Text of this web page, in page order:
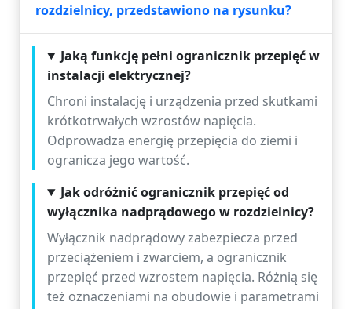
rozdzielnicy, przedstawiono na rysunku?
Jaką funkcję pełni ogranicznik przepięć w
instalacji elektrycznej?
Chroni instalację i urządzenia przed skutkami
krótkotrwałych wzrostów napięcia.
Odprowadza energię przepięcia do ziemi i
ogranicza jego wartość.
Jak odróżnić ogranicznik przepięć od
wyłącznika nadprądowego w rozdzielnicy?
Wyłącznik nadprądowy zabezpiecza przed
przeciążeniem i zwarciem, a ogranicznik
przepięć przed wzrostem napięcia. Różnią się
też oznaczeniami na obudowie i parametrami